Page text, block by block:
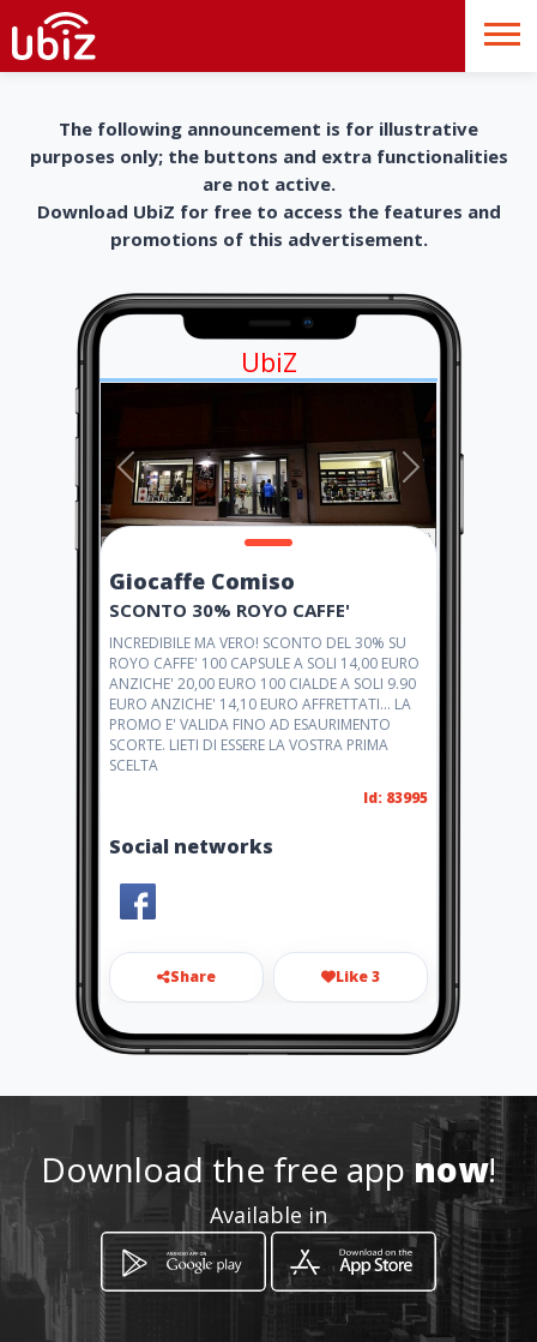
The following announcement is for illustrative
purposes only; the buttons and extra functionalities
are not active.
Download UbiZ for free to access the features and
promotions of this advertisement.
UbiZ
Giocaffe Comiso
SCONTO 30% ROYO CAFFE'
INCREDIBILE MA VERO! SCONTO DEL 30% SU
ROYO CAFFE' 100 CAPSULE A SOLI 14,00 EURO
ANZICHE' 20,00 EURO 100 CIALDE A SOLI 9.90
EURO ANZICHE' 14,10 EURO AFFRETTATI... LA
PROMO E' VALIDA FINO AD ESAURIMENTO
SCORTE. LIETI DI ESSERE LA VOSTRA PRIMA
SCELTA
Id: 83995
Social networks
Share Like 3
info@giocaffecomiso.it
http://www.giocaffecomiso.it
Location -
Download the free appnow!
Available in